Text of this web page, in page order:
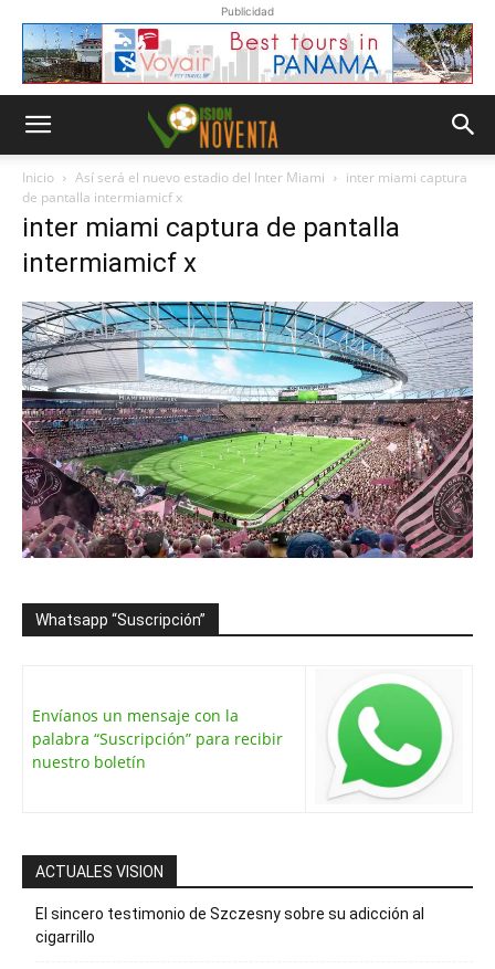
Publicidad
Inicio Así será el nuevo estadio del Inter Miami
inter miami captura
de pantalla intermiamicf x
inter miami captura de pantalla
intermiamicf x
Whatsapp “Suscripción”
Envíanos un mensaje con la
palabra “Suscripción” para recibir
nuestro boletín
ACTUALES VISION
El sincero testimonio de Szczesny sobre su adicción al
cigarrillo